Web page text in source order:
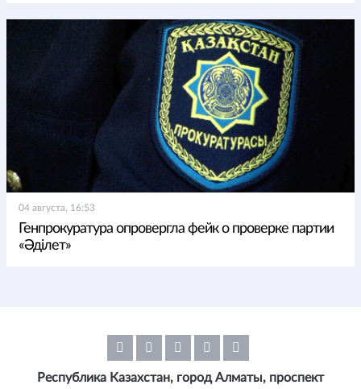
04 августа, 16:53
Генпрокуратура опровергла фейк о проверке партии
«Әділет»
Республика Казахстан, город Алматы, проспект